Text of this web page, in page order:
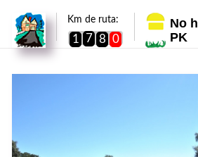
Km de ruta:
1 7 8 0
No
PK